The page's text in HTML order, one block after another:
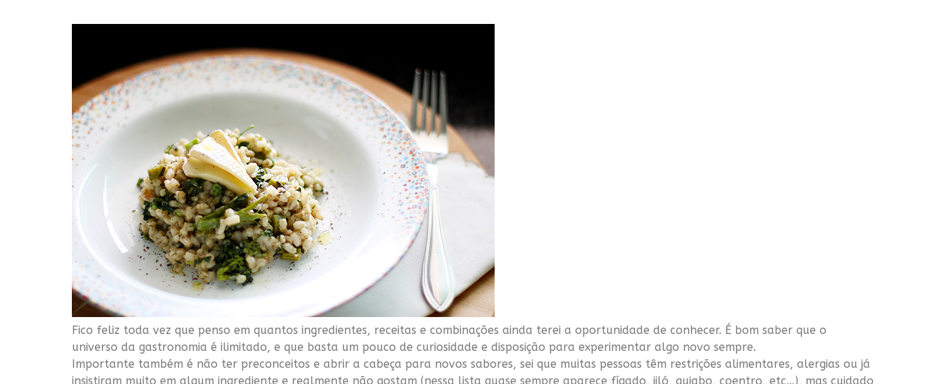
Fico feliz toda vez que penso em quantos ingredientes, receitas e combinações ainda terei a oportunidade de conhecer. É bom saber que o
universo da gastronomia é ilimitado, e que basta um pouco de curiosidade e disposição para experimentar algo novo sempre.
Importante também é não ter preconceitos e abrir a cabeça para novos sabores, sei que muitas pessoas têm restrições alimentares, alergias ou já
insistiram muito em algum ingrediente e realmente não gostam (nessa lista quase sempre aparece fígado, jiló, quiabo, coentro, etc…), mas cuidado